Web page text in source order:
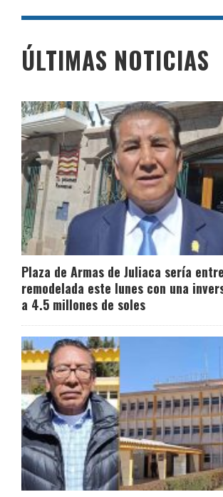
ÚLTIMAS NOTICIAS
Plaza de Armas de Juliaca sería
remodelada este lunes con una
a 4.5 millones de soles